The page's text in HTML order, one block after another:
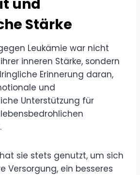
und
Stärke
Leukämie war nicht
inneren Stärke, sondern
Erinnerung daran,
und
Unterstützung für
sie stets genutzt, um sich
Versorgung, ein besseres